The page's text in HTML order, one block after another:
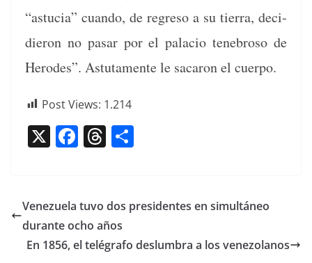
“astu­cia” cuan­do, de regre­so a su tier­ra, deci­
dieron no pasar por el pala­cio tene­broso de
Herodes”. Astu­ta­mente le sac­aron el cuerpo.
Post Views: 1.214
X F
e
b
o
T
a
d
s
p
tir
Venezuela tuvo dos presidentes en simultáneo
durante ocho años
En 1856, el telégrafo deslumbra a los venezolanos